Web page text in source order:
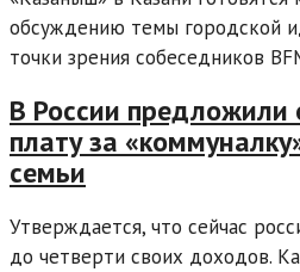
обсуждению темы городской
точки зрения собеседников
В России предложили
плату за
семьи
Утверждается, что сейчас
до четверти своих доходов.